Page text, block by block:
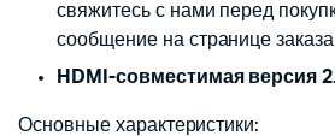
свяжитесь с нами перед
сообщение на странице
HDMI-совместимая версия
Основные характеристики: